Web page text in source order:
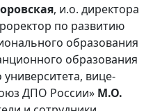
, и.о. директора
по развитию
образования
образования
университета, вице-
ДПО России» М.О.